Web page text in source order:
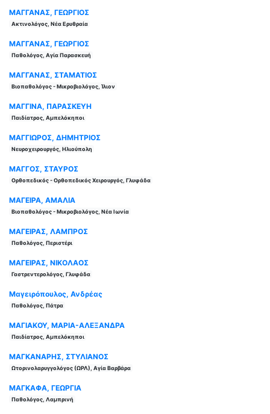
ΜΑΓΓΑΝΑΣ, ΓΕΩΡΓΙΟΣ
Ακτινολόγος, Νέα Ερυθραία
ΜΑΓΓΑΝΑΣ, ΓΕΩΡΓΙΟΣ
Παθολόγος, Αγία Παρασκευή
ΜΑΓΓΑΝΑΣ, ΣΤΑΜΑΤΙΟΣ
Βιοπαθολόγος - Μικροβιολόγος, Ίλιον
ΜΑΓΓΙΝΑ, ΠΑΡΑΣΚΕΥΗ
Παιδίατρος, Αμπελόκηποι
ΜΑΓΓΙΩΡΟΣ, ΔΗΜΗΤΡΙΟΣ
Νευροχειρουργός, Ηλιούπολη
ΜΑΓΓΟΣ, ΣΤΑΥΡΟΣ
Ορθοπεδικός - Ορθοπεδικός Χειρουργός, Γλυφάδα
ΜΑΓΕΙΡΑ, ΑΜΑΛΙΑ
Βιοπαθολόγος - Μικροβιολόγος, Νέα Ιωνία
ΜΑΓΕΙΡΑΣ, ΛΑΜΠΡΟΣ
Παθολόγος, Περιστέρι
ΜΑΓΕΙΡΑΣ, ΝΙΚΟΛΑΟΣ
Γαστρεντερολόγος, Γλυφάδα
Μαγειρόπουλος, Ανδρέας
Παθολόγος, Πάτρα
ΜΑΓΙΑΚΟΥ, ΜΑΡΙΑ-ΑΛΕΞΑΝΔΡΑ
Παιδίατρος, Αμπελόκηποι
ΜΑΓΚΑΝΑΡΗΣ, ΣΤΥΛΙΑΝΟΣ
Ωτορινολαρυγγολόγος (ΩΡΛ), Αγία Βαρβάρα
ΜΑΓΚΑΦΑ, ΓΕΩΡΓΙΑ
Παθολόγος, Λαμπρινή